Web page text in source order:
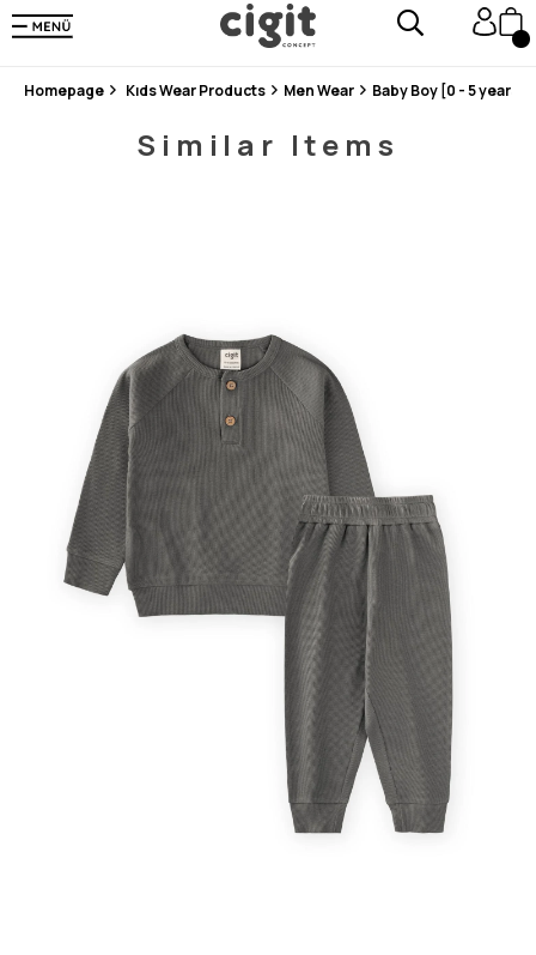
En Uygun Fiyat Garantisi !
300₺ ve Üzeri Alışverişlerde Kargo Ücretsiz !
Homepage Kıds Wear Products Men Wear Baby Boy [0 - 5 years]
Similar Items